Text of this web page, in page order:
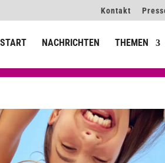
Kontakt
START NACHRICHTEN THEMEN